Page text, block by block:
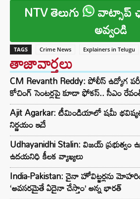
NTV తెలుగు వాట్సాప్
అవ్వండి
TAGS Crime News Explainers in Telugu
తాజావార్తలు
CM Revanth Reddy: పోలీస్ ఉద్యోగ
కోచింగ్ సెంటర్లపై కూడా ఫోకస్.. సీఎం
Ajit Agarkar: టీమిండియాలో షమీ
నిర్ణయం ఇదే
Udhayanidhi Stalin: విజయ్
ఉదయనిధి కీలక వ్యాఖ్యలు
India-Pakistan: చైనా హోవిట్జర్లను
‘అవసరమైతే ఏదైనా చేస్తాం’ అన్న భారత్